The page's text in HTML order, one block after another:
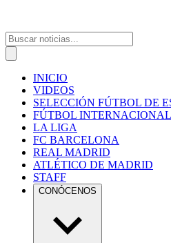
INICIO
VIDEOS
SELECCIÓN FÚTBOL DE
FÚTBOL INTERNACIONAL
LA LIGA
FC BARCELONA
REAL MADRID
ATLÉTICO DE MADRID
STAFF
CONÓCENOS